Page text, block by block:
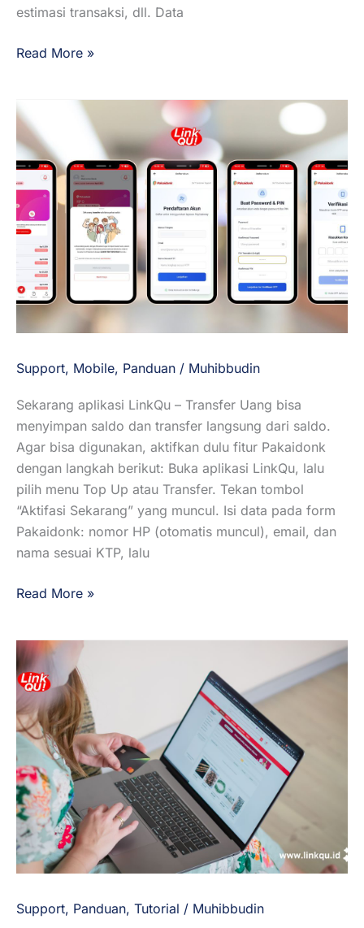
estimasi transaksi, dll. Data
Read More »
Support, Mobile, Panduan / Muhibbudin
Sekarang aplikasi LinkQu – Transfer Uang bisa
menyimpan saldo dan transfer langsung dari saldo.
Agar bisa digunakan, aktifkan dulu fitur Pakaidonk
dengan langkah berikut: Buka aplikasi LinkQu, lalu
pilih menu Top Up atau Transfer. Tekan tombol
“Aktifasi Sekarang” yang muncul. Isi data pada form
Pakaidonk: nomor HP (otomatis muncul), email, dan
nama sesuai KTP, lalu
Cara
Aktifasi
Pakaidonk
di
Aplikasi
LinkQu
Read More »
Support, Panduan, Tutorial / Muhibbudin
Cara
Cepat
Integrasi
Pembayaran
LinkQu
di
WordPress
(WooCommerce)